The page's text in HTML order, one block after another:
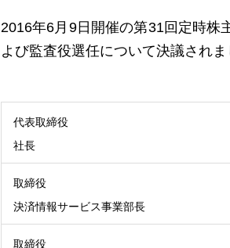
2016年6月9日開催の第31回定時株
よび監査役選任について決議され
代表取締役
社長
取締役
決済情報サービス事業部長
取締役